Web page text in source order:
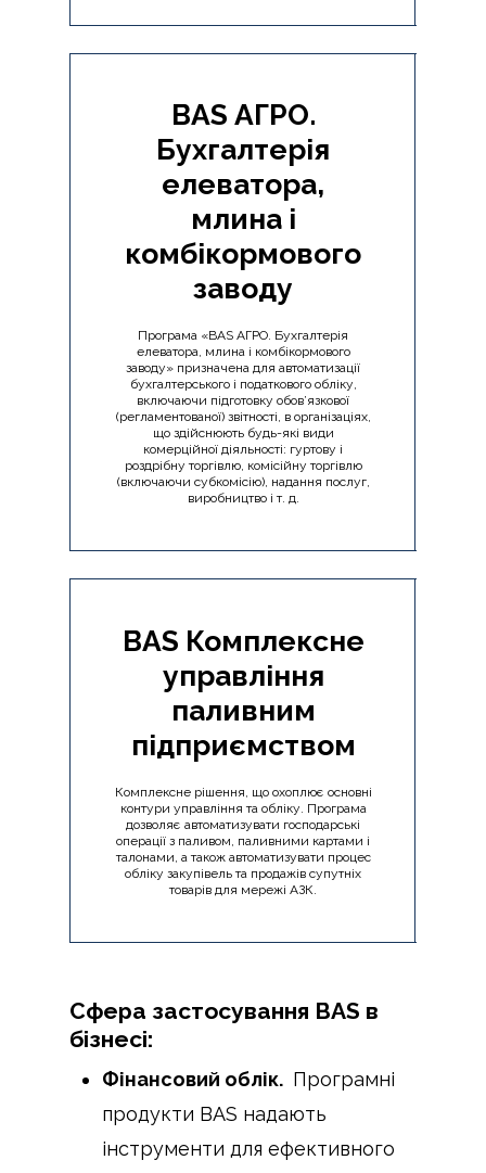
BAS АГРО.
Бухгалтерія
елеватора,
млина і
комбікормового
заводу
Програма «BAS АГРО. Бухгалтерія
елеватора, млина і комбікормового
заводу» призначена для автоматизації
бухгалтерського і податкового обліку,
включаючи підготовку обов’язкової
(регламентованої) звітності, в організаціях,
що здійснюють будь-які види
комерційної діяльності: гуртову і
роздрібну торгівлю, комісійну торгівлю
(включаючи субкомісію), надання послуг,
виробництво і т. д.
BAS Комплексне
управління
паливним
підприємством
Комплексне рішення, що охоплює основні
контури управління та обліку. Програма
дозволяє автоматизувати господарські
операції з паливом, паливними картами і
талонами, а також автоматизувати процес
обліку закупівель та продажів супутніх
товарів для мережі АЗК.
Сфера застосування BAS в
бізнесі:
Фінансовий облік. Програмні
продукти BAS надають
інструменти для ефективного